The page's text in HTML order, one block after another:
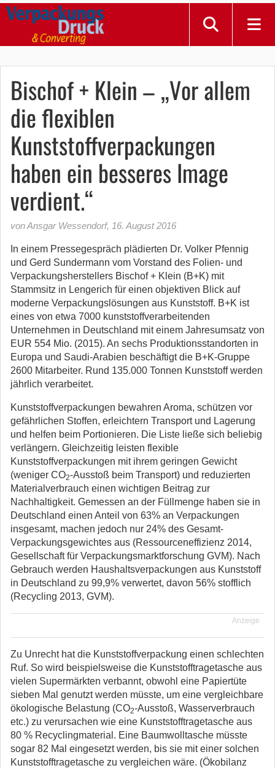
Bischof + Klein – „Vor allem
die flexiblen
Kunststoffverpackungen
haben ein besseres Image
verdient.“
von Ansgar Wessendorf, 16. August 2016
In einem Pressegespräch plädierten Dr. Volker Pfennig
und Gerd Sundermann vom Vorstand des Folien- und
Verpackungsherstellers Bischof + Klein (B+K) mit
Stammsitz in Lengerich für einen objektiven Blick auf
moderne Verpackungslösungen aus Kunststoff. B+K ist
eines von etwa 7000 kunststoffverarbeitenden
Unternehmen in Deutschland mit einem Jahresumsatz von
EUR 554 Mio. (2015). An sechs Produktionsstandorten in
Europa und Saudi-Arabien beschäftigt die B+K-Gruppe
2600 Mitarbeiter. Rund 135.000 Tonnen Kunststoff werden
jährlich verarbeitet.
Kunststoffverpackungen bewahren Aroma, schützen vor
gefährlichen Stoffen, erleichtern Transport und Lagerung
und helfen beim Portionieren. Die Liste ließe sich beliebig
verlängern. Gleichzeitig leisten flexible
Kunststoffverpackungen mit ihrem geringen Gewicht
(weniger CO2-Ausstoß beim Transport) und reduzierten
Materialverbrauch einen wichtigen Beitrag zur
Nachhaltigkeit. Gemessen an der Füllmenge haben sie in
Deutschland einen Anteil von 63% an Verpackungen
insgesamt, machen jedoch nur 24% des Gesamt-
Verpackungsgewichtes aus (Ressourceneffizienz 2014,
Gesellschaft für Verpackungsmarktforschung GVM). Nach
Gebrauch werden Haushaltsverpackungen aus Kunststoff
in Deutschland zu 99,9% verwertet, davon 56% stofflich
(Recycling 2013, GVM).
Anzeige
Zu Unrecht hat die Kunststoffverpackung einen schlechten
Ruf. So wird beispielsweise die Kunststofftragetasche aus
vielen Supermärkten verbannt, obwohl eine Papiertüte
sieben Mal genutzt werden müsste, um eine vergleichbare
ökologische Belastung (CO2-Ausstoß, Wasserverbrauch
etc.) zu verursachen wie eine Kunststofftragetasche aus
80 % Recyclingmaterial. Eine Baumwolltasche müsste
sogar 82 Mal eingesetzt werden, bis sie mit einer solchen
Kunststofftragetasche zu vergleichen wäre. (Ökobilanz